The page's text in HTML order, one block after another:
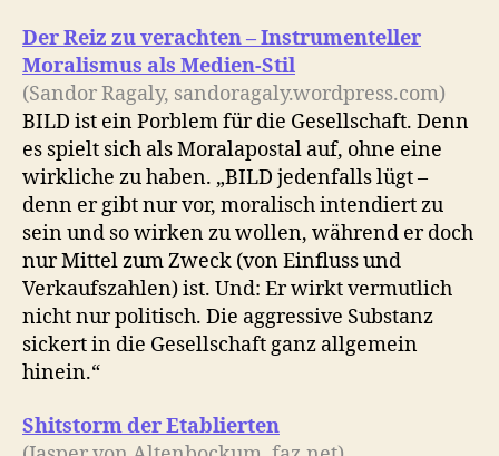
Der Reiz zu verachten – Instrumenteller
Moralismus als Medien-Stil
(Sandor Ragaly, sandoragaly.wordpress.com)
BILD ist ein Porblem für die Gesellschaft. Denn
es spielt sich als Moralapostal auf, ohne eine
wirkliche zu haben. „BILD jedenfalls lügt –
denn er gibt nur vor, moralisch intendiert zu
sein und so wirken zu wollen, während er doch
nur Mittel zum Zweck (von Einfluss und
Verkaufszahlen) ist. Und: Er wirkt vermutlich
nicht nur politisch. Die aggressive Substanz
sickert in die Gesellschaft ganz allgemein
hinein.“
Shitstorm der Etablierten